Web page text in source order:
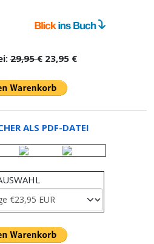
29,95 €23,95 €
ALS PDF-DATEI